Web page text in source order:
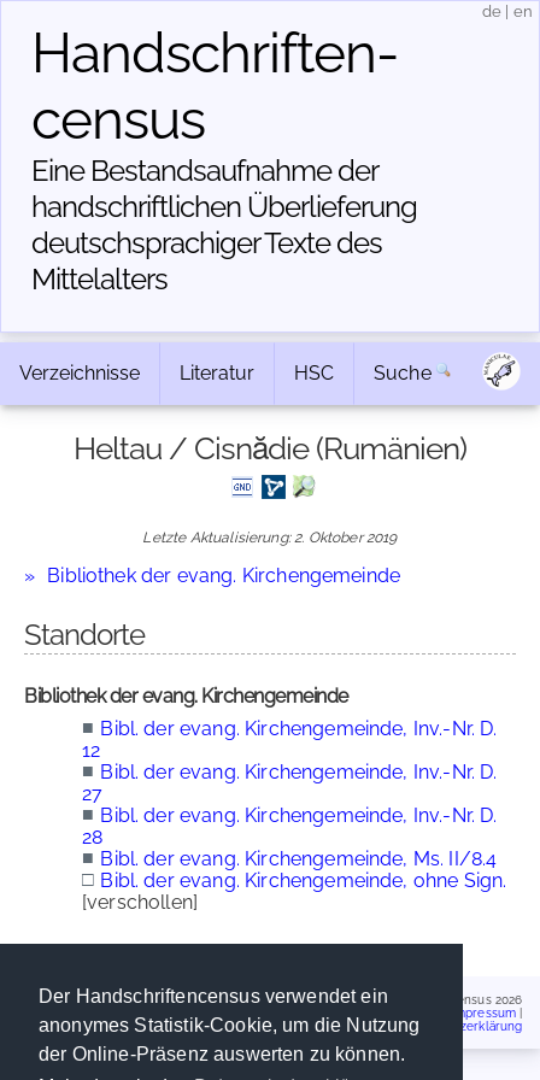
Der Handschriftencensus verwendet ein
anonymes Statistik-Cookie, um die Nutzung
der Online-Präsenz auswerten zu können.
Handschriften­
census
Eine Bestandsaufnahme der
handschriftlichen Über­lieferung
deutschsprachiger Texte des
Mittelalters
de en
Verzeichnisse Literatur HSC Suche
Heltau / Cisnădie (Rumänien)
Letzte Aktualisierung: 2. Oktober 2019
Bibliothek der evang. Kirchengemeinde
Standorte
Bibliothek der evang. Kirchengemeinde
■ Bibl. der evang. Kirchengemeinde, Inv.-Nr. D.
12
■ Bibl. der evang. Kirchengemeinde, Inv.-Nr. D.
27
■ Bibl. der evang. Kirchengemeinde, Inv.-Nr. D.
28
■ Bibl. der evang. Kirchengemeinde, Ms. II/8.4
□ Bibl. der evang. Kirchengemeinde, ohne Sign.
[verschollen]
Handschriftencensus 2026
Impressum
Datenschutzerklärung